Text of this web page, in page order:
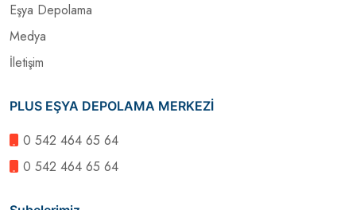
Eşya Depolama
Medya
İletişim
PLUS EŞYA DEPOLAMA MERKEZİ
0 542 464 65 64
0 542 464 65 64